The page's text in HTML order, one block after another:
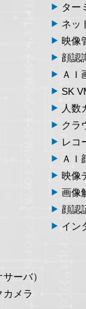
ーバ）
カメラ
ター
ネッ
映像
顔認
ＡＩ
SK
人数
クラ
レコ
ＡＩ
映像
画像
顔認
イン